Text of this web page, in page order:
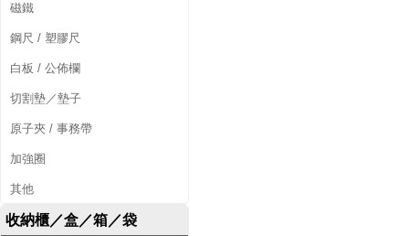
磁鐵
鋼尺 / 塑膠尺
白板 / 公佈欄
切割墊／墊子
原子夾 / 事務帶
加強圈
其他
收納櫃／盒／箱／袋